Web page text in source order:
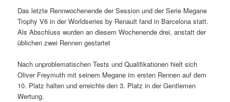
Das letzte Rennwochenende der Session und der Serie Megane
Trophy V6 in der Worldseries by Renault fand in Barcelona statt.
Als Abschluss wurden an diesem Wochenende drei, anstatt der
üblichen zwei Rennen gestartet
Nach unproblematischen Tests und Qualifikationen hielt sich
Oliver Freymuth mit seinem Megane im ersten Rennen auf dem
10. Platz halten und erreichte den 3. Platz in der Gentlemen
Wertung.